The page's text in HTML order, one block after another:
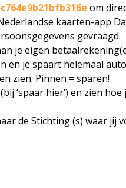
om
kaarten-app
gevraagd.
je eigen
en je spaart helemaal
zien. Pinnen = sparen!
’spaar hier’) en zien hoe
de Stichting (s) waar jij